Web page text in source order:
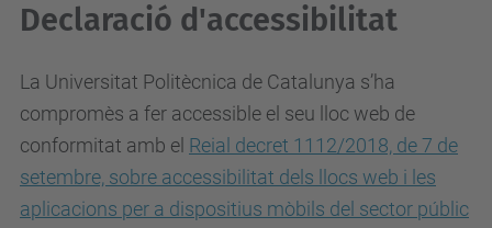
Declaració d'accessibilitat
La Universitat Politècnica de Catalunya s’ha
compromès a fer accessible el seu lloc web de
conformitat amb el Reial decret 1112/2018, de 7 de
setembre, sobre accessibilitat dels llocs web i les
aplicacions per a dispositius mòbils del sector públic